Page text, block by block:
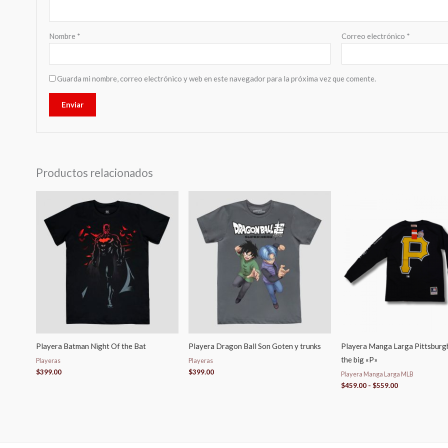
Nombre * Correo electrónico *
Guarda mi nombre, correo electrónico y web en este navegador para la próxima vez que comente.
Productos relacionados
Playera Batman Night Of the Bat
Playeras
$399.00
Playera Dragon Ball Son Goten y trunks
Playeras
$399.00
Playera Manga Larga
the big «P»
Playera Manga Larga MLB
$459.00 - $559.00
desde
$459.00
hasta
$559.00